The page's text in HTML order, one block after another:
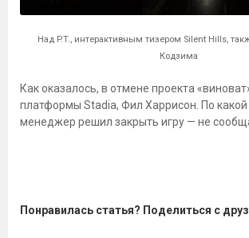
Над P.T., интерактивным тизером Silent Hills,
Кодзима
Как оказалось, в отмене проекта
платформы Stadia, Фил Харрисон. По какой
менеджер решил закрыть игру — не
Понравилась статья? Поделиться с